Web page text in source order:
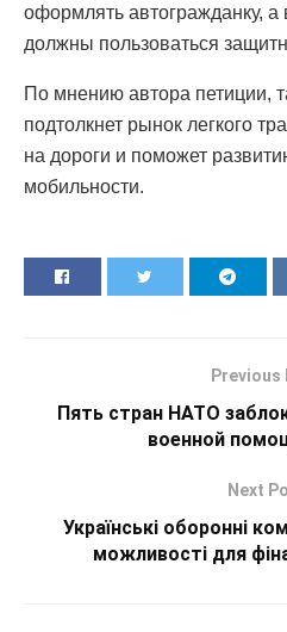
оформлять автогражданку, а
должны пользоваться
По мнению автора петиции,
подтолкнет рынок легкого
на дороги и поможет
мобильности.
Previous
Пять стран НАТО
военной
Next
Українські оборонні
можливості для